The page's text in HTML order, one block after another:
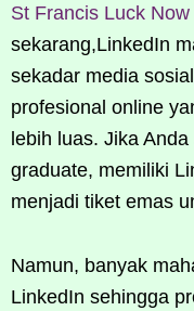
St Francis Luck Now
sekarang,LinkedIn
sekadar media
profesional online
lebih luas. Jika
graduate, memiliki
menjadi tiket emas
Namun, banyak
LinkedIn sehingga